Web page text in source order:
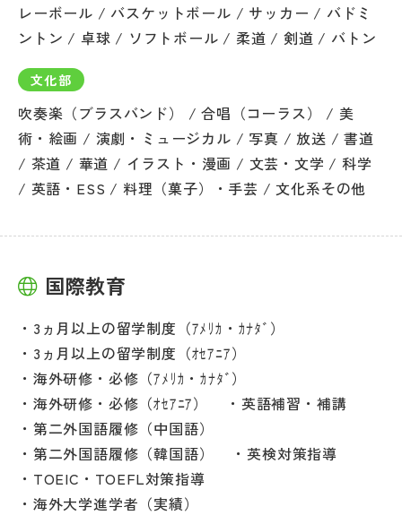
レーボール / バスケットボール / サッカー / バドミ
ントン / 卓球 / ソフトボール / 柔道 / 剣道 / バトン
文化部
吹奏楽（ブラスバンド） / 合唱（コーラス） / 美
術・絵画 / 演劇・ミュージカル / 写真 / 放送 / 書道
/ 茶道 / 華道 / イラスト・漫画 / 文芸・文学 / 科学
/ 英語・ESS / 料理（菓子）・手芸 / 文化系その他
国際教育
3ヵ月以上の留学制度（ｱﾒﾘｶ・ｶﾅﾀﾞ）
3ヵ月以上の留学制度（ｵｾｱﾆｱ）
海外研修・必修（ｱﾒﾘｶ・ｶﾅﾀﾞ）
海外研修・必修（ｵｾｱﾆｱ）
英語補習・補講
第二外国語履修（中国語）
第二外国語履修（韓国語）
英検対策指導
TOEIC・TOEFL対策指導
海外大学進学者（実績）